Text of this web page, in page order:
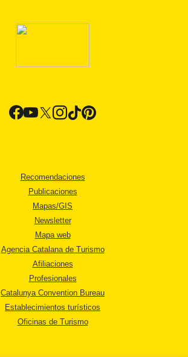
Recomendaciones
Publicaciones
Mapas/GIS
Newsletter
Mapa web
Agencia Catalana de Turismo
Afiliaciones
Profesionales
Catalunya Convention Bureau
Establecimientos turísticos
Oficinas de Turismo